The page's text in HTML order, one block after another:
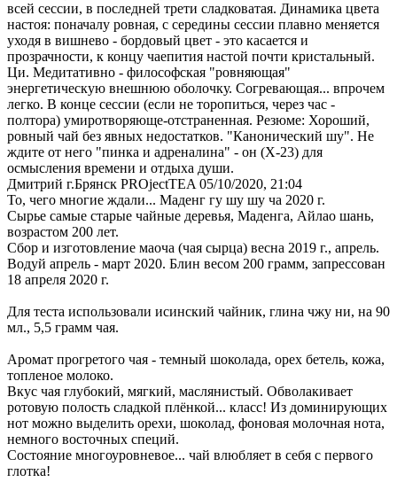
всей сессии, в последней трети сладковатая. Динамика цвета
настоя: поначалу ровная, с середины сессии плавно меняется
уходя в вишнево - бордовый цвет - это касается и
прозрачности, к концу чаепития настой почти кристальный.
Ци. Медитативно - философская "ровняющая"
энергетическую внешнюю оболочку. Согревающая... впрочем
легко. В конце сессии (если не торопиться, через час -
полтора) умиротворяюще-отстраненная. Резюме: Хороший,
ровный чай без явных недостатков. "Канонический шу". Не
ждите от него "пинка и адреналина" - он (Х-23) для
осмысления времени и отдыха души.
Дмитрий г.Брянск PROjectTEA 05/10/2020, 21:04
То, чего многие ждали... Маденг гу шу шу ча 2020 г.
Сырье самые старые чайные деревья, Маденга, Айлао шань,
возрастом 200 лет.
Сбор и изготовление маоча (чая сырца) весна 2019 г., апрель.
Водуй апрель - март 2020. Блин весом 200 грамм, запрессован
18 апреля 2020 г.
Для теста использовали исинский чайник, глина чжу ни, на 90
мл., 5,5 грамм чая.
Аромат прогретого чая - темный шоколада, орех бетель, кожа,
топленое молоко.
Вкус чая глубокий, мягкий, маслянистый. Обволакивает
ротовую полость сладкой плёнкой... класс! Из доминирующих
нот можно выделить орехи, шоколад, фоновая молочная нота,
немного восточных специй.
Состояние многоуровневое... чай влюбляет в себя с первого
глотка!